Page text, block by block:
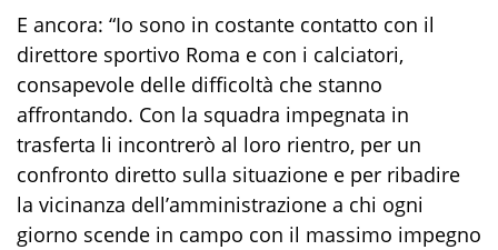
E ancora: “Io sono in costante contatto con il
direttore sportivo Roma e con i calciatori,
consapevole delle difficoltà che stanno
affrontando. Con la squadra impegnata in
trasferta li incontrerò al loro rientro, per un
confronto diretto sulla situazione e per ribadire
la vicinanza dell’amministrazione a chi ogni
giorno scende in campo con il massimo impegno